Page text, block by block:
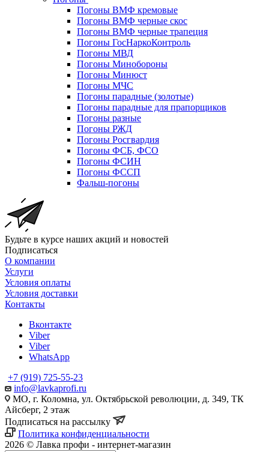
Погоны ВМФ кремовые
Погоны ВМФ черные скос
Погоны ВМФ черные трапеция
Погоны ГосНаркоКонтроль
Погоны МВД
Погоны Минобороны
Погоны Минюст
Погоны МЧС
Погоны парадные (золотые)
Погоны парадные для прапорщиков
Погоны разные
Погоны РЖД
Погоны Росгвардия
Погоны ФСБ, ФСО
Погоны ФСИН
Погоны ФССП
Фальш-погоны
Будьте в курсе наших акций и новостей
Подписаться
О компании
Услуги
Условия оплаты
Условия доставки
Контакты
Вконтакте
Viber
Viber
WhatsApp
+7 (919) 725-55-23
info@lavkaprofi.ru
МО, г. Коломна, ул. Октябрьской революции, д. 349, ТК
Айсберг, 2 этаж
Подписаться на рассылку
Политика конфиденциальности
2026 © Лавка профи - интернет-магазин